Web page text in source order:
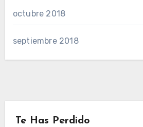
octubre 2018
septiembre 2018
Te Has Perdido